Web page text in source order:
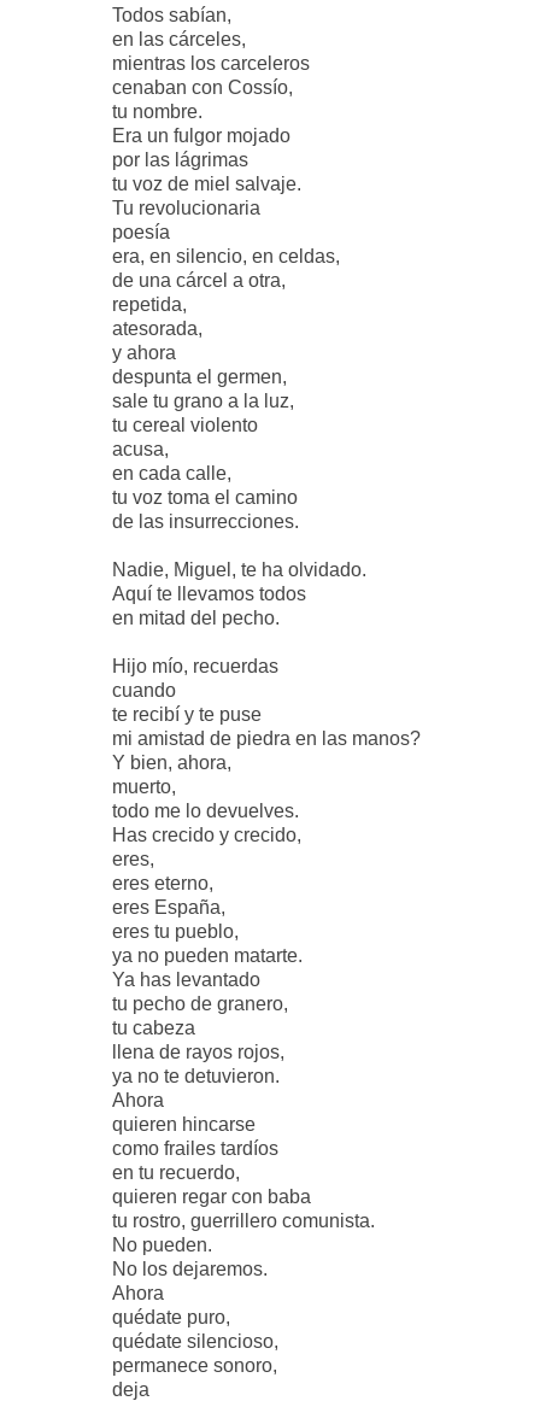
Todos sabían,
en las cárceles,
mientras los carceleros
cenaban con Cossío,
tu nombre.
Era un fulgor mojado
por las lágrimas
tu voz de miel salvaje.
Tu revolucionaria
poesía
era, en silencio, en celdas,
de una cárcel a otra,
repetida,
atesorada,
y ahora
despunta el germen,
sale tu grano a la luz,
tu cereal violento
acusa,
en cada calle,
tu voz toma el camino
de las insurrecciones.
Nadie, Miguel, te ha olvidado.
Aquí te llevamos todos
en mitad del pecho.
Hijo mío, recuerdas
cuando
te recibí y te puse
mi amistad de piedra en las manos?
Y bien, ahora,
muerto,
todo me lo devuelves.
Has crecido y crecido,
eres,
eres eterno,
eres España,
eres tu pueblo,
ya no pueden matarte.
Ya has levantado
tu pecho de granero,
tu cabeza
llena de rayos rojos,
ya no te detuvieron.
Ahora
quieren hincarse
como frailes tardíos
en tu recuerdo,
quieren regar con baba
tu rostro, guerrillero comunista.
No pueden.
No los dejaremos.
Ahora
quédate puro,
quédate silencioso,
permanece sonoro,
deja